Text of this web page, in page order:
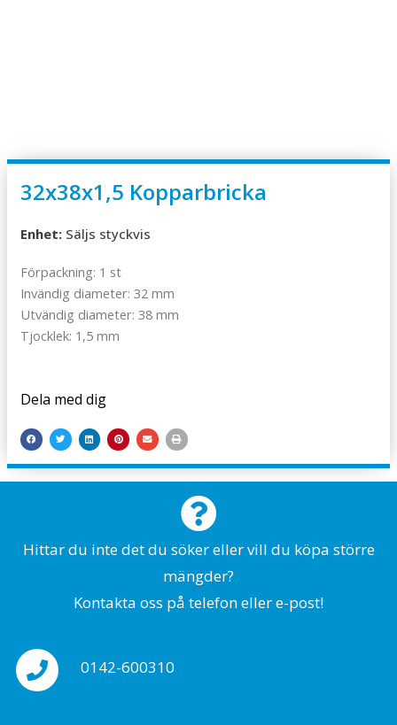
32x38x1,5 Kopparbricka
Enhet: Säljs styckvis
Förpackning: 1 st
Invändig diameter: 32 mm
Utvändig diameter: 38 mm
Tjocklek: 1,5 mm
Dela med dig
Hittar du inte det du söker eller vill du köpa större
mängder?
Kontakta oss på telefon eller e-post!
0142-600310